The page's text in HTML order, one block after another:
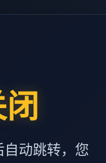
动跳转，您